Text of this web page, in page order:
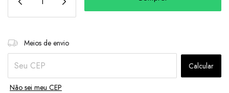
Entregas para o CEP:
Meios de envio
Calcular
Não sei meu CEP